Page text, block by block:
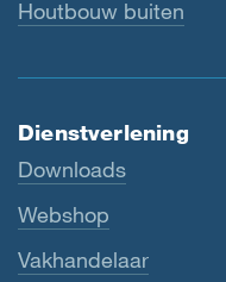
Houtbouw buiten
Dienstverlening
Downloads
Webshop
Vakhandelaar